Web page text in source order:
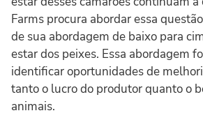
Farms procura abordar essa
de sua abordagem de baixo para
estar dos peixes. Essa abordagem
identificar oportunidades de
tanto o lucro do produtor quanto o
animais.